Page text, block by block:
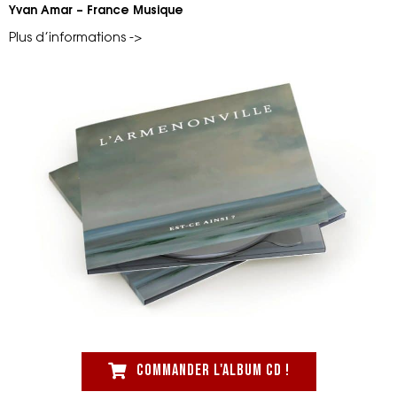
Yvan Amar – France Musique
Plus d’informations ->
Commander l'album CD !